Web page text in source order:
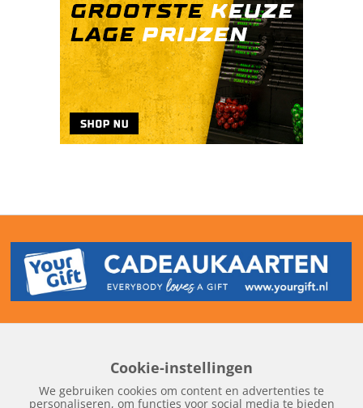
Over Hockeykrant Adverteren
Nieuws
Archief
Cookie-instellingen
We gebruiken cookies om content en advertenties te
personaliseren, om functies voor social media te bieden